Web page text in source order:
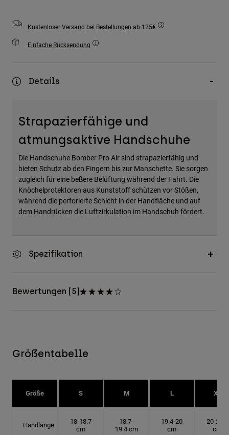
Alles in Accessoires
Taschen & Rucksäcke
Alle anzeigen
Kostenloser Versand bei Bestellungen ab 125€
Einfache Rücksendung
Details
Strapazierfähige und
atmungsaktive Handschuhe
Die Handschuhe Bomber Pro Air sind strapazierfähig und
bieten Schutz ab den Fingern bis zur Manschette. Sie sorgen
zugleich für eine beßere Belüftung während der Fahrt. Die
Knöchelprotektoren aus Kunststoff schützen vor Stößen,
während die perforierte Schicht in der Handfläche und auf
dem Handrücken die Luftzirkulation im Handschuh fördert.
Spezifikation
Bewertungen [5]
Größentabelle
Größe S M L XL
Handlänge
18-18.7
cm
18.7-
19.4 cm
19.4-20
cm
20-20.6
cm